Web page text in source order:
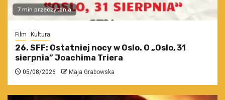
7 min przeczytania
Film Kultura
26. SFF: Ostatniej nocy w Oslo. O „Oslo, 31
sierpnia” Joachima Triera
05/08/2026 Maja Grabowska